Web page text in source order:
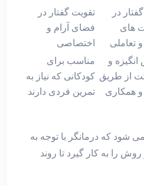
در
های
تعاملی
تقویت گفتار در
فضای آرام و
اختصاصی
انگیزه و
از طریق
همکاری
مناسب برای
کودکانی که نیاز به
تمرین فردی دارند
شود که درمانگر با توجه به
را به کار گیرد تا روند